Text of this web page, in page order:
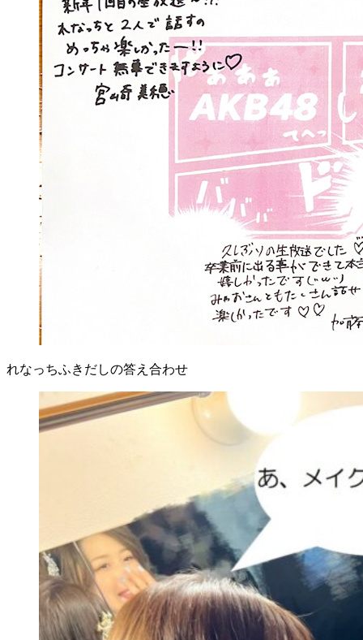
れなっちふきだしの答え合わせ